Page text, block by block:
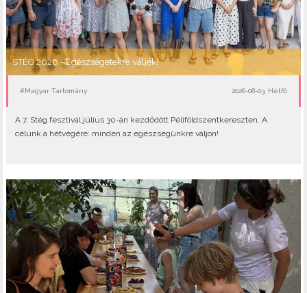
STÉG 2026 - Egészségetekre váljék!
#Magyar Tartomány 2026-08-03, Hétfő
A 7. Stég fesztivál július 30-án kezdődött Péliföldszentkereszten. A
célunk a hétvégére: minden az egészségünkre váljon!